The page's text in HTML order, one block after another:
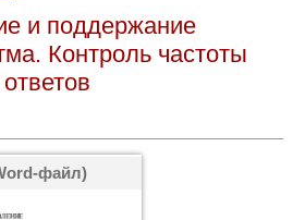
и поддержание
Контроль частоты
файл)